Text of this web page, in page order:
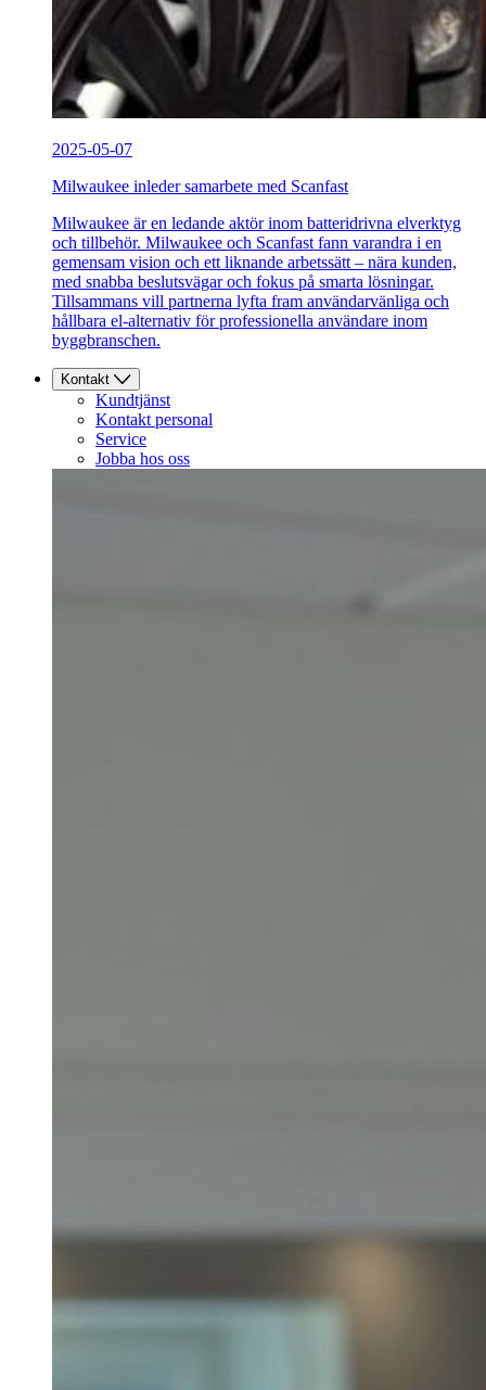
2025-05-07
Milwaukee inleder samarbete med Scanfast
Milwaukee är en ledande aktör inom batteridrivna elverktyg
och tillbehör. Milwaukee och Scanfast fann varandra i en
gemensam vision och ett liknande arbetssätt – nära kunden,
med snabba beslutsvägar och fokus på smarta lösningar.
Tillsammans vill partnerna lyfta fram användarvänliga och
hållbara el-alternativ för professionella användare inom
byggbranschen.
Kontakt
Kundtjänst
Kontakt personal
Service
Jobba hos oss